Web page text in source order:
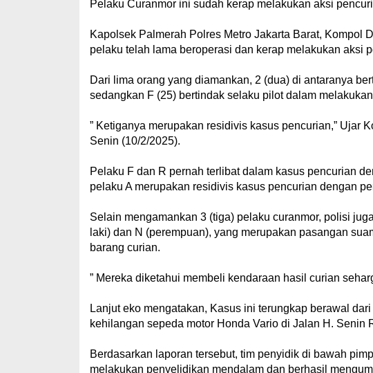
Pelaku Curanmor ini sudah kerap melakukan aksi
Kapolsek Palmerah Polres Metro Jakarta Barat, Kompol
pelaku telah lama beroperasi dan kerap melakukan aksi
Dari lima orang yang diamankan, 2 (dua) di antaranya
sedangkan F (25) bertindak selaku pilot dalam
” Ketiganya merupakan residivis kasus pencurian,” Ujar
Senin (10/2/2025).
Pelaku F dan R pernah terlibat dalam kasus pencurian
pelaku A merupakan residivis kasus pencurian dengan
Selain mengamankan 3 (tiga) pelaku curanmor, polisi
laki) dan N (perempuan), yang merupakan pasangan
barang curian.
” Mereka diketahui membeli kendaraan hasil curian
Lanjut eko mengatakan, Kasus ini terungkap berawal
kehilangan sepeda motor Honda Vario di Jalan H. Senin
Berdasarkan laporan tersebut, tim penyidik di bawah
melakukan penyelidikan mendalam dan berhasil